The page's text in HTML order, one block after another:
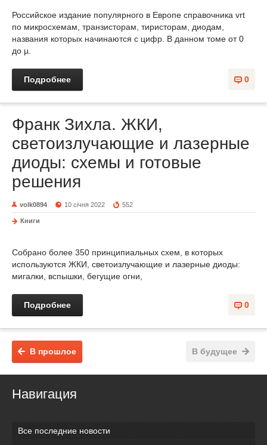
Российское издание популярного в Европе справочника vrt
по микросхемам, транзисторам, тиристорам, диодам,
названия которых начинаются с цифр. В данном томе от 0
до µ.
0
Подробнее
Франк Зихла. ЖКИ,
светоизлучающие и лазерные
диоды: схемы и готовые
решения
volk0894 10 січня 2022 552
Книги
Собрано более 350 принципиальных схем, в которых
используются ЖКИ, светоизлучающие и лазерные диоды:
мигалки, вспышки, бегущие огни,
0
Подробнее
В будущее
В прошлое
Навигация
Все последние новости